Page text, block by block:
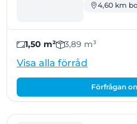
4,60 km
1,50 m² 3,89 m³
Visa alla förråd
Förfrågan